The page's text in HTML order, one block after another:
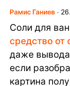
Рамис Ганиев ∙
Соли для
средство от
даже
если
картина